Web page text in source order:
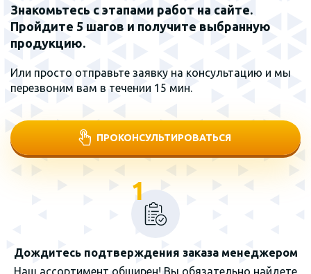
Знакомьтесь с этапами работ на сайте.
Пройдите 5 шагов и получите выбранную
продукцию.
Или просто отправьте заявку на консультацию и мы
перезвоним вам в течении 15 мин.
ПРОКОНСУЛЬТИРОВАТЬСЯ
1
Дождитесь подтверждения заказа менеджером
Наш ассортимент обширен! Вы обязательно найдете